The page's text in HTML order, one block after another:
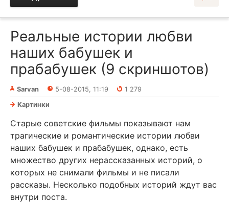
Реальные истории любви
наших бабушек и
прабабушек (9 скриншотов)
Sarvan 5-08-2015, 11:19
1 279
Картинки
Старые советские фильмы показывают нам
трагические и романтические истории любви
наших бабушек и прабабушек, однако, есть
множество других нерассказанных историй, о
которых не снимали фильмы и не писали
рассказы. Несколько подобных историй ждут вас
внутри поста.